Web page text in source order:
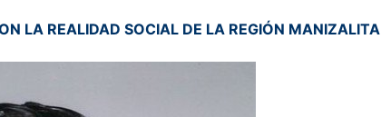
LA REALIDAD SOCIAL DE LA REGIÓN MANIZALITA